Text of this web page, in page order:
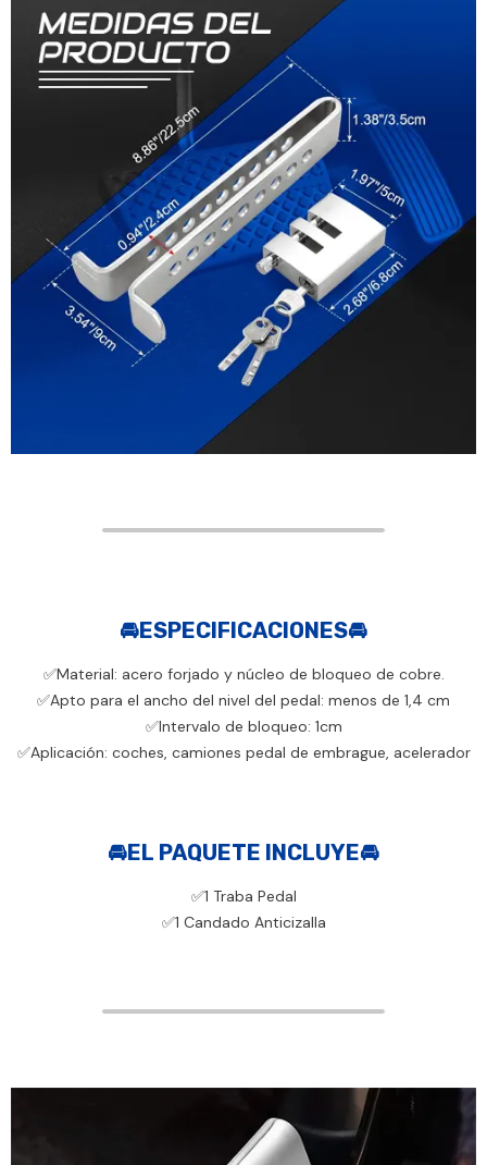
🚘ESPECIFICACIONES🚘
✅Material: acero forjado y núcleo de bloqueo de cobre.
✅Apto para el ancho del nivel del pedal: menos de 1,4 cm
✅Intervalo de bloqueo: 1cm
✅Aplicación: coches, camiones pedal de embrague, acelerador
🚘EL PAQUETE INCLUYE🚘
✅1 Traba Pedal
✅1 Candado Anticizalla